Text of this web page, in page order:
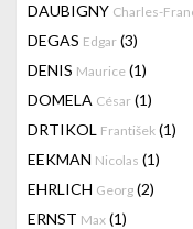
DAUBIGNY Charles-
DEGAS Edgar (3)
DENIS Maurice (1)
DOMELA César (1)
DRTIKOL František (1)
EEKMAN Nicolas (1)
EHRLICH Georg (2)
ERNST Max (1)